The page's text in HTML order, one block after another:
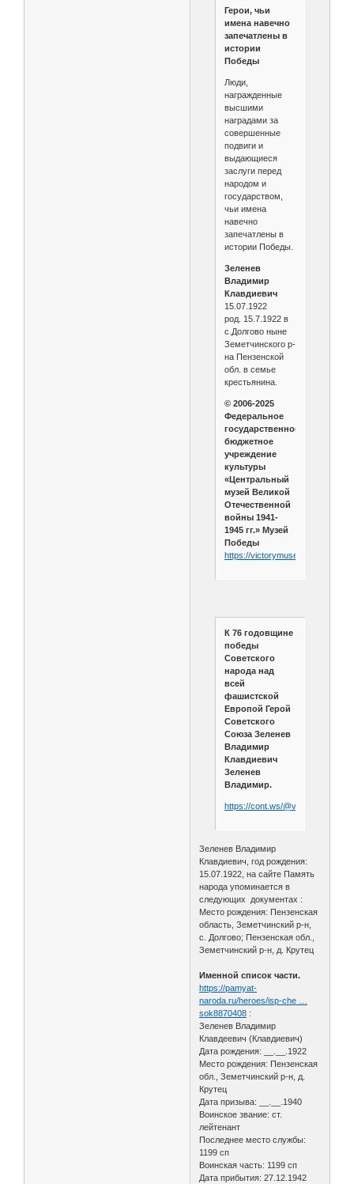
Герои, чьи
имена навечно
запечатлены в
истории
Победы
Люди,
награжденные
высшими
наградами за
совершенные
подвиги и
выдающиеся
заслуги перед
народом и
государством,
чьи имена
навечно
запечатлены в
истории Победы.
Зеленев
Владимир
Клавдиевич
15.07.1922
род. 15.7.1922 в
с.Долгово ныне
Земетчинского р-
на Пензенской
обл. в семье
крестьянина.
© 2006-2025
Федеральное
государственное
бюджетное
учреждение
культуры
«Центральный
музей Великой
Отечественной
войны 1941-
1945 гг.» Музей
Победы
https://victorymuseum.ru/
К 76 годовщине
победы
Советского
народа над
всей
фашистской
Европой Герой
Советского
Союза Зеленев
Владимир
Клавдиевич
Зеленев
Владимир.
https://cont.ws/@viktor1964023/
Зеленев Владимир
Клавдиевич, год рождения:
15.07.1922, на сайте Память
народа упоминается в
следующих документах :
Место рождения: Пензенская
область, Земетчинский р-н,
с. Долгово; Пензенская обл.,
Земетчинский р-н, д. Крутец
Именной список части.
https://pamyat-
naroda.ru/heroes/isp-che …
sok8870408 :
Зеленев Владимир
Клавдеевич (Клавдиевич)
Дата рождения: __.__.1922
Место рождения: Пензенская
обл., Земетчинский р-н, д.
Крутец
Дата призыва: __.__.1940
Воинское звание: ст.
лейтенант
Последнее место службы:
1199 сп
Воинская часть: 1199 сп
Дата прибытия: 27.12.1942